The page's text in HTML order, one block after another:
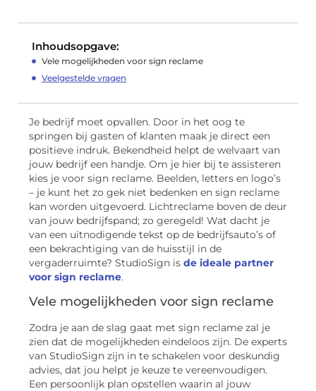
Inhoudsopgave:
Vele mogelijkheden voor sign reclame
Veelgestelde vragen
Je bedrijf moet opvallen. Door in het oog te
springen bij gasten of klanten maak je direct een
positieve indruk. Bekendheid helpt de welvaart van
jouw bedrijf een handje. Om je hier bij te assisteren
kies je voor sign reclame. Beelden, letters en logo’s
– je kunt het zo gek niet bedenken en sign reclame
kan worden uitgevoerd. Lichtreclame boven de deur
van jouw bedrijfspand; zo geregeld! Wat dacht je
van een uitnodigende tekst op de bedrijfsauto’s of
een bekrachtiging van de huisstijl in de
vergaderruimte? StudioSign is de ideale partner
voor sign reclame.
Vele mogelijkheden voor sign reclame
Zodra je aan de slag gaat met sign reclame zal je
zien dat de mogelijkheden eindeloos zijn. De experts
van StudioSign zijn in te schakelen voor deskundig
advies, dat jou helpt je keuze te vereenvoudigen.
Een persoonlijk plan opstellen waarin al jouw